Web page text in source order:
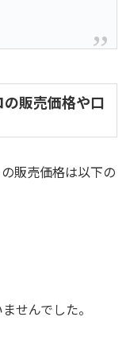
販売価格や口
販売価格は以下の
せんでした。